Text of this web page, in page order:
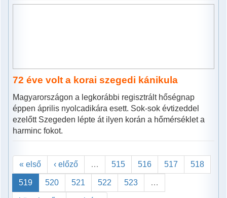
72 éve volt a korai szegedi kánikula
Magyarországon a legkorábbi regisztrált hőségnap
éppen április nyolcadikára esett. Sok-sok évtizeddel
ezelőtt Szegeden lépte át ilyen korán a hőmérséklet a
harminc fokot.
« első ‹ előző … 515 516 517 518
519 520 521 522 523 …